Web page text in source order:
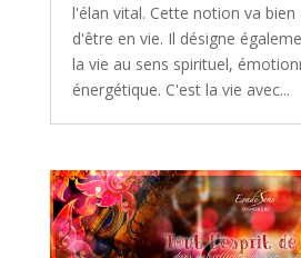
l'élan vital. Cette notion va
d'être en vie. Il désigne
la vie au sens spirituel,
énergétique. C'est la vie avec...